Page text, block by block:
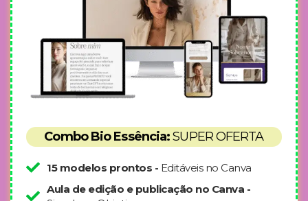
Combo Bio Essência:SUPER OFERTA
15 modelos prontos - Editáveis no Canva
Aula de edição e publicação no Canva -